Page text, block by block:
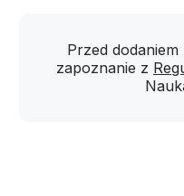
Przed
zapoznanie z